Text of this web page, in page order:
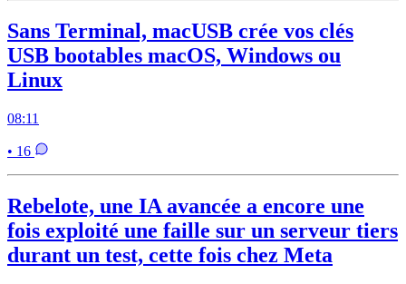
Sans Terminal, macUSB crée vos clés
USB bootables macOS, Windows ou
Linux
08:11
• 16
Rebelote, une IA avancée a encore une
fois exploité une faille sur un serveur tiers
durant un test, cette fois chez Meta